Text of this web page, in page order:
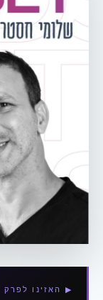
▶ האזינו לפרק